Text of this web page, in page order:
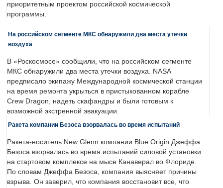
приоритетным проектом российской космической
программы.
На российском сегменте МКС обнаружили два места утечки
воздуха
В «Роскосмосе» сообщили, что на российском сегменте
МКС обнаружили два места утечки воздуха. NASA
предписало экипажу Международной космической станции
на время ремонта укрыться в пристыкованном корабле
Crew Dragon, надеть скафандры и были готовым к
возможной экстренной эвакуации.
Ракета компании Безоса взорвалась во время испытаний
Ракета-носитель New Glenn компании Blue Origin Джеффа
Безоса взорвалась во время испытаний силовой установки
на стартовом комплексе на мысе Канаверал во Флориде.
По словам Джеффа Безоса, компания выясняет причины
взрыва. Он заверил, что компания восстановит все, что